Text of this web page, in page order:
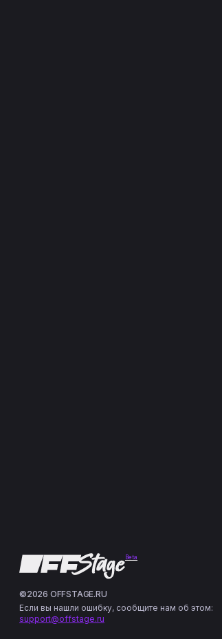
Beta
©2026 OFFSTAGE.RU
Если вы нашли ошибку, сообщите нам об этом:
support@offstage.ru